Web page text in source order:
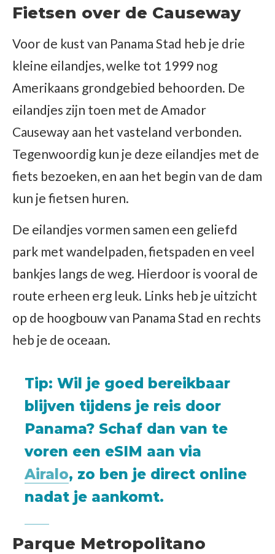
Fietsen over de Causeway
Voor de kust van Panama Stad heb je drie
kleine eilandjes, welke tot 1999 nog
Amerikaans grondgebied behoorden. De
eilandjes zijn toen met de Amador
Causeway aan het vasteland verbonden.
Tegenwoordig kun je deze eilandjes met de
fiets bezoeken, en aan het begin van de dam
kun je fietsen huren.
De eilandjes vormen samen een geliefd
park met wandelpaden, fietspaden en veel
bankjes langs de weg. Hierdoor is vooral de
route erheen erg leuk. Links heb je uitzicht
op de hoogbouw van Panama Stad en rechts
heb je de oceaan.
Tip: Wil je goed bereikbaar
blijven tijdens je reis door
Panama? Schaf dan van te
voren een eSIM aan via
Airalo, zo ben je direct online
nadat je aankomt.
Parque Metropolitano